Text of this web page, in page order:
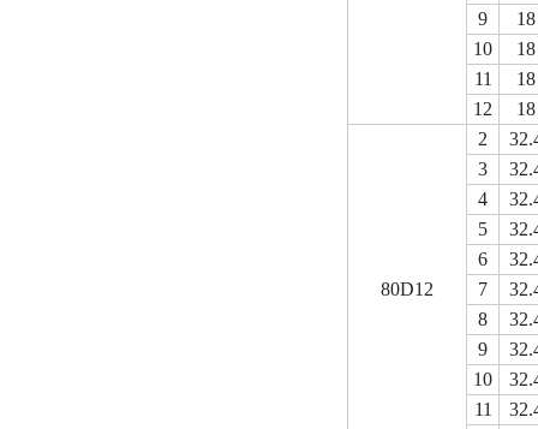
9
18
10
18
11
18
12
18
80D12
2
3
4
5
6
7
8
9
10
11